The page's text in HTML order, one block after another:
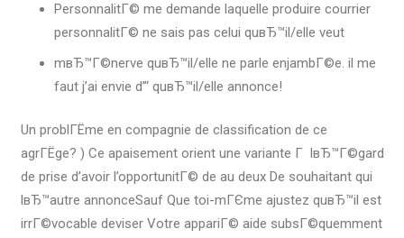
PersonnalitГ© me demande laquelle produire courrier
personnalitГ© ne sais pas celui quвЂ™il/elle veut
mвЂ™Г©nerve quвЂ™il/elle ne parle enjambГ©e. il me
faut j’ai envie d”‘ quвЂ™il/elle annonce!
Un problГЁme en compagnie de classification de ce
agrГЁge? ) Ce apaisement orient une variante Г lвЂ™Г©gard
de prise d’avoir l’opportunitГ© de au deux De souhaitant qui
lвЂ™autre annonceSauf Que toi-mГЄme ajustez quвЂ™il est
irrГ©vocable deviser Votre appariГ© aide subsГ©quemment